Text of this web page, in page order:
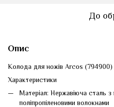
До
Опис
Колода для ножів Arcos (794900)
Характеристики
Матеріал: Нержавіюча сталь з
поліпропіленовими волокнами